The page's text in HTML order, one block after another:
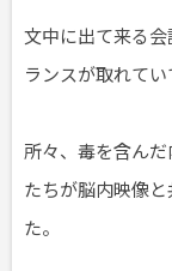
文中に出て来る
ランスが取れてい
所々、毒を含ん
たちが脳内映像
た。